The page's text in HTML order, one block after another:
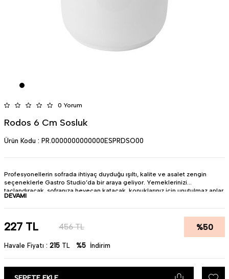
0 Yorum
Rodos 6 Cm Sosluk
Ürün Kodu : PR.0000000000000ESPRDSO00
Profesyonellerin sofrada ihtiyaç duyduğu ışıltı, kalite ve asalet zengin
seçeneklerle Gastro Studio’da bir araya geliyor. Yemeklerinizi
taçlandıracak, sofranıza heyecan katacak, konuklarınız için unutulmaz anlar
yaratacak parçalar arıyorsanız doğru yerdesiniz.• Ürün : Porselen• Ölçü : 6
cm• Renk : Beyaz• Miktar : 1 Adet• Pürüzsüz yüzeyi sayesinde lekelenme
yapmaz.• Bulaşık makinesinde kullanıma uygundur.• Türkiye'de
üretilmiştir.Güle güle kullanın.
DEVAMI
227 TL 456TL %50
Havale Fiyatı : 215 TL %5 İndirim